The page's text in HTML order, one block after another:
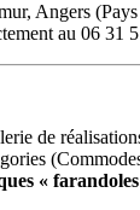
Angers
au 06 31
de
«